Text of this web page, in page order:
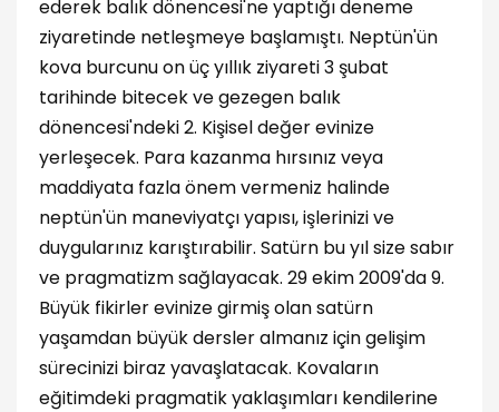
ederek balık dönencesi'ne yaptığı deneme
ziyaretinde netleşmeye başlamıştı. Neptün'ün
kova burcunu on üç yıllık ziyareti 3 şubat
tarihinde bitecek ve gezegen balık
dönencesi'ndeki 2. Kişisel değer evinize
yerleşecek. Para kazanma hırsınız veya
maddiyata fazla önem vermeniz halinde
neptün'ün maneviyatçı yapısı, işlerinizi ve
duygularınız karıştırabilir. Satürn bu yıl size sabır
ve pragmatizm sağlayacak. 29 ekim 2009'da 9.
Büyük fikirler evinize girmiş olan satürn
yaşamdan büyük dersler almanız için gelişim
sürecinizi biraz yavaşlatacak. Kovaların
eğitimdeki pragmatik yaklaşımları kendilerine